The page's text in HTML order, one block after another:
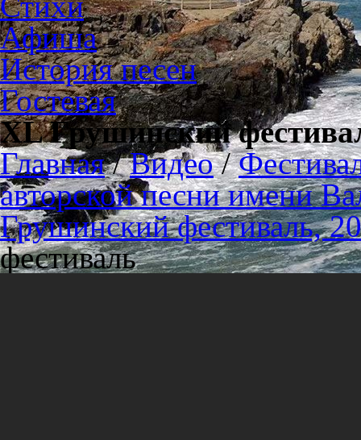
Афиша
История песен
Гостевая
XL Грушинский
Главная/Видео/
авторской песни имени
Грушинский фестиваль,
фестиваль